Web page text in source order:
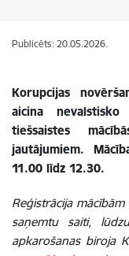
Publicēts: 20.05.2026.
Korupcijas
aicina nevalstisko
tiešsaistes
jautājumiem.
11.00 līdz 12.30.
Reģistrācija
saņemtu saiti,
apkarošanas biroja